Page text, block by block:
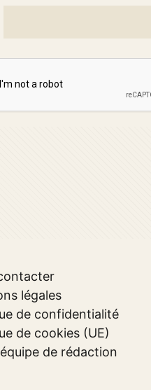
légales
de confidentialité
de cookies (UE)
de rédaction